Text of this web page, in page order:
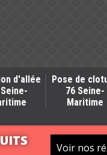
d'allée
Pose de
76 Seine-
Maritime
Voir nos